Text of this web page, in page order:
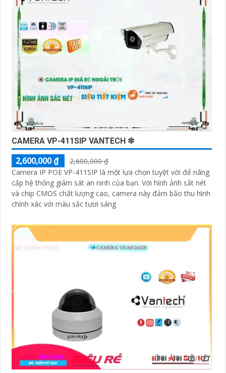
CAMERA VP-411SIP VANTECH ❇
2,600,000 ₫
2,600,000 ₫
Camera IP POE VP-411SIP là một lựa chọn tuyệt vời để nâng
cấp hệ thống giám sát an ninh của bạn. Với hình ảnh sắt nét
và chip CMOS chất lượng cao, camera này đảm bảo thu hình
chính xác với màu sắc tươi sáng